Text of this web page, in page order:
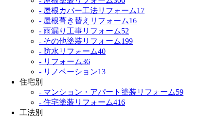
- 屋根カバー工法リフォーム17
- 屋根葺き替えリフォーム16
- 雨漏り工事リフォーム52
- その他塗装リフォーム199
- 防水リフォーム40
- リフォーム36
- リノベーション13
住宅別
- マンション・アパート塗装リフォーム59
- 住宅塗装リフォーム416
工法別